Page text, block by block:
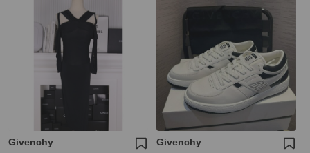
Givenchy Givenchy